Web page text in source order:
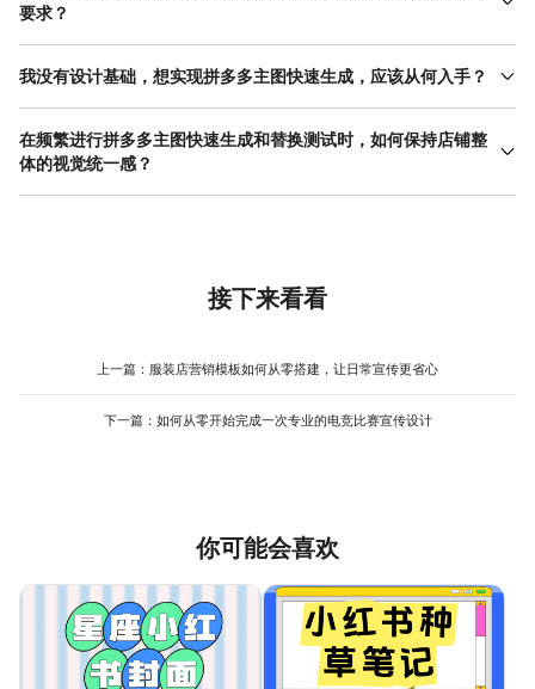
要求？
平台对主图有明确的尺寸和格式规范，这是实现拼多多主图快速生
成的基础。首先，最稳妥的方式是定期查阅拼多多商家后台发布的
专业设计工具可以避免出错，许多工具内置了“拼多多主图”的专用尺
寸模板，创建画布时直接选择即可，确保从源头上尺寸合规。完成
我没有设计基础，想实现拼多多主图快速生成，应该从何入手？
没有设计基础的新手商家，可以从“模仿和套用”开始入手拼多多主图
快速生成。不建议从空白画布开始创作，那样效率低且容易失去方
向。首先，分析你所在品类销量靠前的商品主图，总结它们在构
习，你会逐渐掌握其中的规律。利用模板资源丰富的工具，可以极
在频繁进行拼多多主图快速生成和替换测试时，如何保持店铺整
体的视觉统一感？
在进行多次拼多多主图快速生成和A/B测试时，保持视觉统一感需要
有特色的字体仅用于突出核心数字或关键词；三是固定的Logo或品
牌标识摆放位置，例如统一放在左上角或右下角。即使主图背景和
版结构上也可以保持大致相似，比如始终采用左文右图或上文下图
些规范设置，在每次制作新主图时直接调用，既能保证快速生成，
接下来看看
上一篇： 服装店营销模板如何从零搭建，让日常宣传更省心
下一篇： 如何从零开始完成一次专业的电竞比赛宣传设计
你可能会喜欢